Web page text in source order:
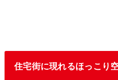
住宅街に現れるほっこり